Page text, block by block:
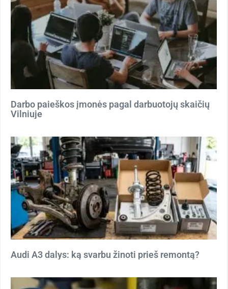
Darbo paieškos įmonės pagal darbuotojų skaičių
Vilniuje
Audi A3 dalys: ką svarbu žinoti prieš remontą?